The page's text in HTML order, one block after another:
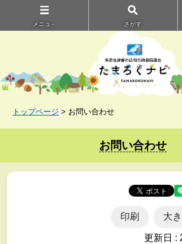
メニュ－ さがす
トップページ > お問い合わせ
お問い合わせ
印刷 大
更新日 :